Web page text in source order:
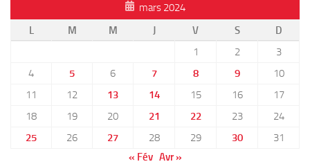
mars 2024
L
M M J V S
D
1
2
3
4
5 6 7 8 9
10
11
12 13 14 15 16
17
18
19 20 21 22 23
24
25
26 27 28 29 30
31
« Fév Avr »